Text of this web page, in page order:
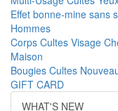
Effet bonne-mine sans
Hommes
Corps Cultes Visage
Maison
Bougies Cultes
GIFT CARD
WHAT'S NEW